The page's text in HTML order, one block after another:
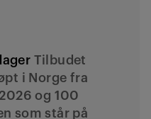
Tilbudet
i Norge fra
og 100
som står på